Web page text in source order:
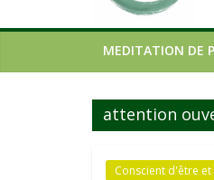
MEDITATION DE
attention
Conscient d'être et